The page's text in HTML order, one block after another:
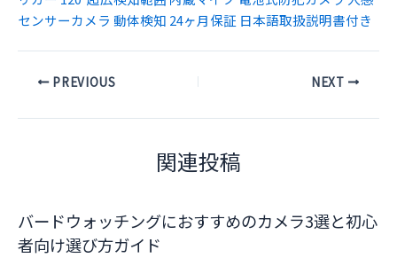
センサーカメラ 動体検知 24ヶ月保証 日本語取扱説明書付き
PostPREVIOUS NEXT
関連投稿
バードウォッチングにおすすめのカメラ3選と初心
者向け選び方ガイド